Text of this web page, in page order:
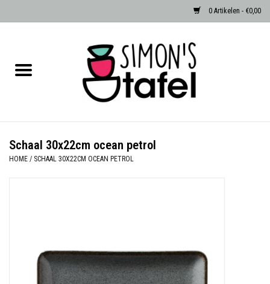
0 Artikelen - €0,00
Albast waxinehouders van Zenza
Over Simon's Tafel
Schaal 30x22cm ocean petrol
HOME / SCHAAL 30X22CM OCEAN PETROL